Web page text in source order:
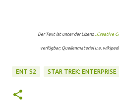
Der Text ist unter der Lizenz„Creative
verfügbar; Quellenmaterial u.a.
ENT S2 STAR TREK: ENTERPRISE